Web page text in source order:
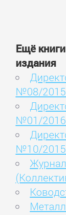
Ещё
издания
№08/2015
№01/2016
№10/2015